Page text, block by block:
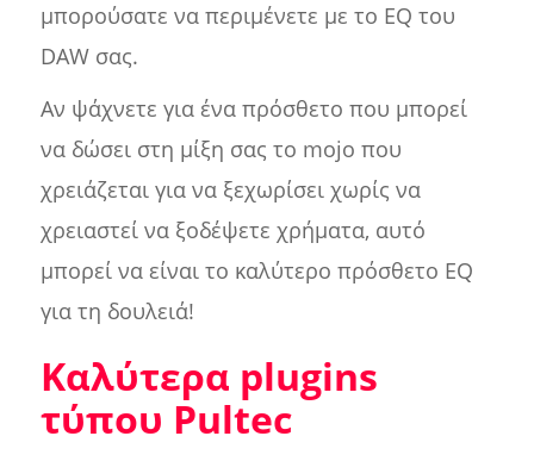
μπορούσατε να περιμένετε με το EQ του
DAW σας.
Αν ψάχνετε για ένα πρόσθετο που μπορεί
να δώσει στη μίξη σας το mojo που
χρειάζεται για να ξεχωρίσει χωρίς να
χρειαστεί να ξοδέψετε χρήματα, αυτό
μπορεί να είναι το καλύτερο πρόσθετο EQ
για τη δουλειά!
Καλύτερα plugins
τύπου Pultec